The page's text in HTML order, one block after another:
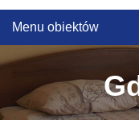
Menu obiektów